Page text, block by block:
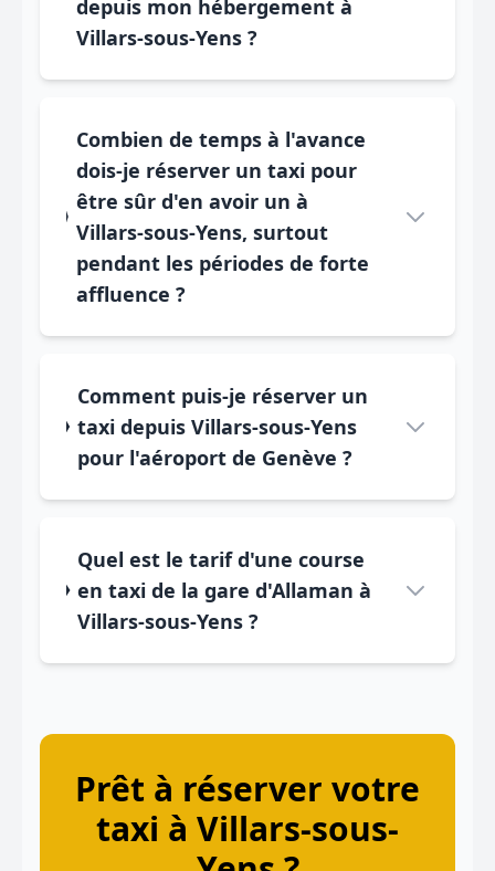
depuis mon hébergement à
Villars-sous-Yens ?
Combien de temps à l'avance
dois-je réserver un taxi pour
être sûr d'en avoir un à
Villars-sous-Yens, surtout
pendant les périodes de forte
affluence ?
Comment puis-je réserver un
taxi depuis Villars-sous-Yens
pour l'aéroport de Genève ?
Quel est le tarif d'une course
en taxi de la gare d'Allaman à
Villars-sous-Yens ?
Prêt à réserver votre
taxi à Villars-sous-